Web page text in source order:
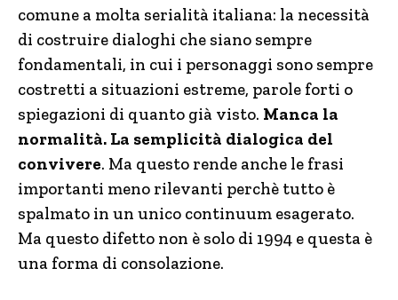
comune a molta serialità italiana: la necessità
di costruire dialoghi che siano sempre
fondamentali, in cui i personaggi sono sempre
costretti a situazioni estreme, parole forti o
spiegazioni di quanto già visto. Manca la
normalità. La semplicità dialogica del
convivere. Ma questo rende anche le frasi
importanti meno rilevanti perchè tutto è
spalmato in un unico continuum esagerato.
Ma questo difetto non è solo di 1994 e questa è
una forma di consolazione.